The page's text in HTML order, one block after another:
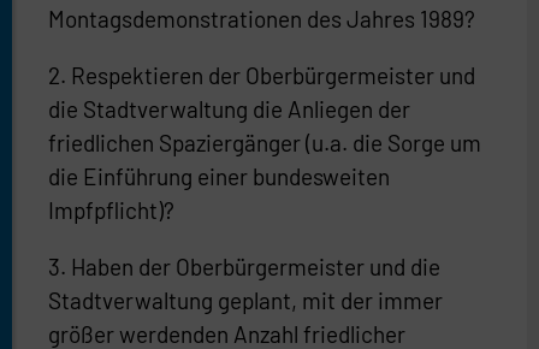
Montagsdemonstrationen des Jahres 1989?
2. Respektieren der Oberbürgermeister und
die Stadtverwaltung die Anliegen der
friedlichen Spaziergänger (u.a. die Sorge um
die Einführung einer bundesweiten
Impfpflicht)?
3. Haben der Oberbürgermeister und die
Stadtverwaltung geplant, mit der immer
größer werdenden Anzahl friedlicher